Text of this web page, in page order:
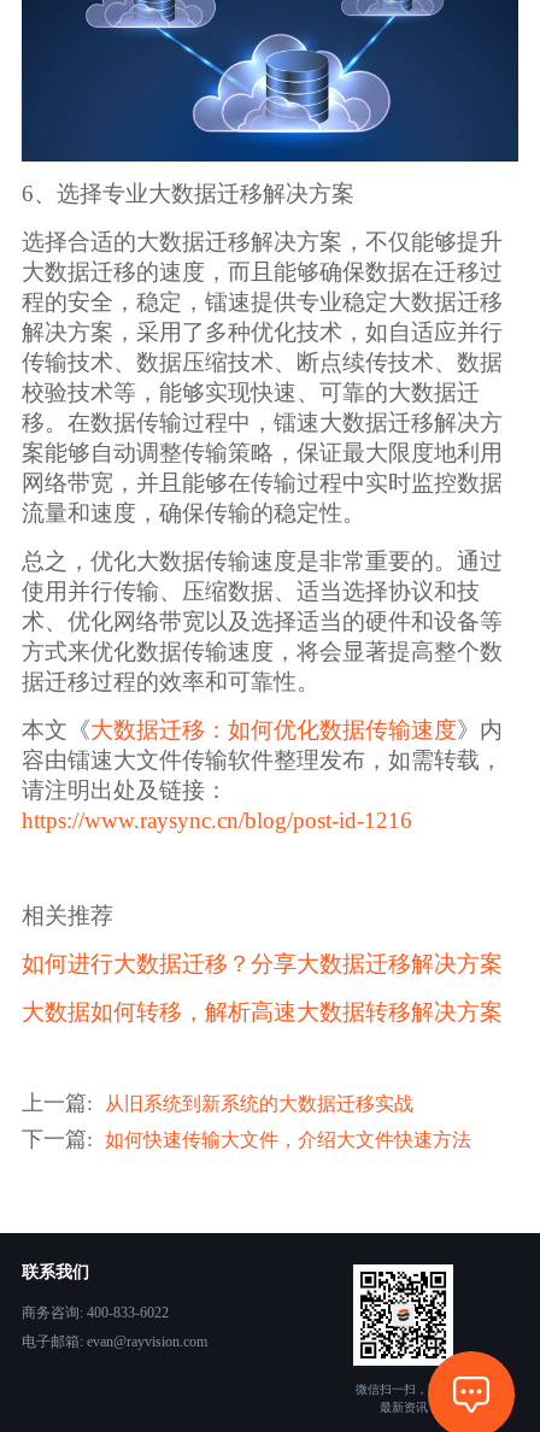
6、选择专业大数据迁移解决方案
选择合适的大数据迁移解决方案，不仅能够提升
大数据迁移的速度，而且能够确保数据在迁移过
程的安全，稳定，镭速提供专业稳定大数据迁移
解决方案，采用了多种优化技术，如自适应并行
传输技术、数据压缩技术、断点续传技术、数据
校验技术等，能够实现快速、可靠的大数据迁
移。在数据传输过程中，镭速大数据迁移解决方
案能够自动调整传输策略，保证最大限度地利用
网络带宽，并且能够在传输过程中实时监控数据
流量和速度，确保传输的稳定性。
总之，优化大数据传输速度是非常重要的。通过
使用并行传输、压缩数据、适当选择协议和技
术、优化网络带宽以及选择适当的硬件和设备等
方式来优化数据传输速度，将会显著提高整个数
据迁移过程的效率和可靠性。
本文《大数据迁移：如何优化数据传输速度》内
容由镭速大文件传输软件整理发布，如需转载，
请注明出处及链接：
https://www.raysync.cn/blog/post-id-1216
相关推荐
如何进行大数据迁移？分享大数据迁移解决方案
大数据如何转移，解析高速大数据转移解决方案
上一篇: 从旧系统到新系统的大数据迁移实战
下一篇: 如何快速传输大文件，介绍大文件快速方法
联系我们
商务咨询: 400-833-6022
电子邮箱: evan@rayvision.com
微信扫一扫，获取
最新资讯